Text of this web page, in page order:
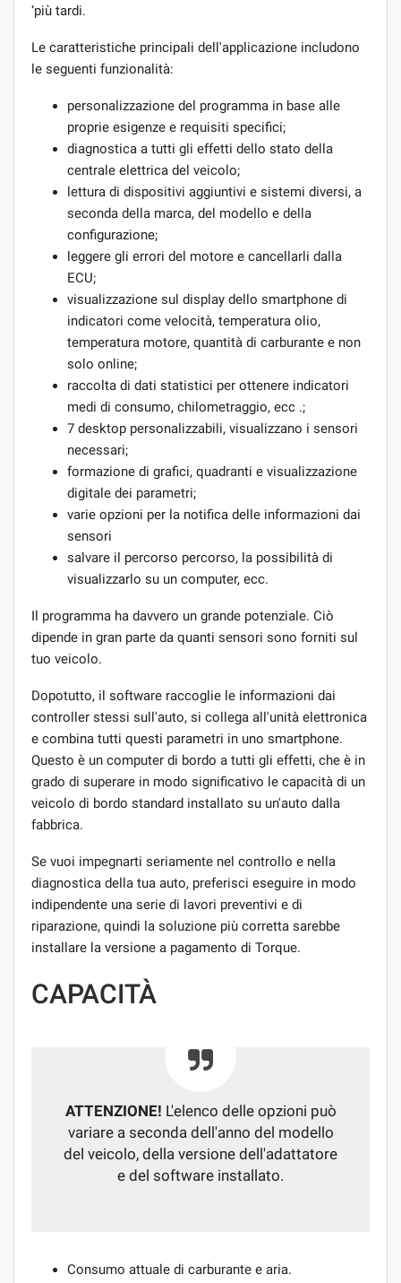
‘più tardi.
Le caratteristiche principali dell'applicazione includono
le seguenti funzionalità:
personalizzazione del programma in base alle
proprie esigenze e requisiti specifici;
diagnostica a tutti gli effetti dello stato della
centrale elettrica del veicolo;
lettura di dispositivi aggiuntivi e sistemi diversi, a
seconda della marca, del modello e della
configurazione;
leggere gli errori del motore e cancellarli dalla
ECU;
visualizzazione sul display dello smartphone di
indicatori come velocità, temperatura olio,
temperatura motore, quantità di carburante e non
solo online;
raccolta di dati statistici per ottenere indicatori
medi di consumo, chilometraggio, ecc .;
7 desktop personalizzabili, visualizzano i sensori
necessari;
formazione di grafici, quadranti e visualizzazione
digitale dei parametri;
varie opzioni per la notifica delle informazioni dai
sensori
salvare il percorso percorso, la possibilità di
visualizzarlo su un computer, ecc.
Il programma ha davvero un grande potenziale. Ciò
dipende in gran parte da quanti sensori sono forniti sul
tuo veicolo.
Dopotutto, il software raccoglie le informazioni dai
controller stessi sull'auto, si collega all'unità elettronica
e combina tutti questi parametri in uno smartphone.
Questo è un computer di bordo a tutti gli effetti, che è in
grado di superare in modo significativo le capacità di un
veicolo di bordo standard installato su un'auto dalla
fabbrica.
Se vuoi impegnarti seriamente nel controllo e nella
diagnostica della tua auto, preferisci eseguire in modo
indipendente una serie di lavori preventivi e di
riparazione, quindi la soluzione più corretta sarebbe
installare la versione a pagamento di Torque.
CAPACITÀ
ATTENZIONE! L'elenco delle opzioni può
variare a seconda dell'anno del modello
del veicolo, della versione dell'adattatore
e del software installato.
Consumo attuale di carburante e aria.